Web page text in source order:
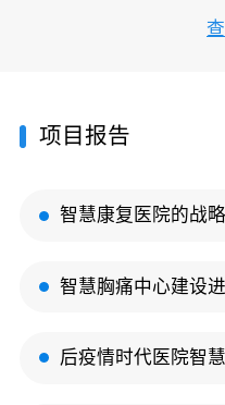
项目报告
智慧康复医院的战
智慧胸痛中心建设
后疫情时代医院智